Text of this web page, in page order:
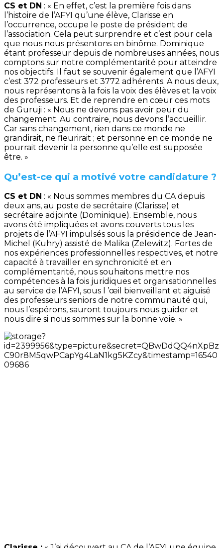
CS et DN : « En effet, c’est la première fois dans
l’histoire de l’AFYI qu’une élève, Clarisse en
l’occurrence, occupe le poste de président de
l’association. Cela peut surprendre et c’est pour cela
que nous nous présentons en binôme. Dominique
étant professeur depuis de nombreuses années, nous
comptons sur notre complémentarité pour atteindre
nos objectifs. Il faut se souvenir également que l’AFYI
c’est 372 professeurs et 3772 adhérents. A nous deux,
nous représentons à la fois la voix des élèves et la voix
des professeurs. Et de reprendre en cœur ces mots
de Guruji : « Nous ne devons pas avoir peur du
changement. Au contraire, nous devons l’accueillir.
Car sans changement, rien dans ce monde ne
grandirait, ne fleurirait ; et personne en ce monde ne
pourrait devenir la personne qu’elle est supposée
être. »
Qu’est-ce qui a motivé votre candidature ?
CS et DN : « Nous sommes membres du CA depuis
deux ans, au poste de secrétaire (Clarisse) et
secrétaire adjointe (Dominique). Ensemble, nous
avons été impliquées et avons couverts tous les
projets de l’AFYI impulsés sous la présidence de Jean-
Michel (Kuhry) assisté de Malika (Zelewitz). Fortes de
nos expériences professionnelles respectives, et notre
capacité à travailler en synchronicité et en
complémentarité, nous souhaitons mettre nos
compétences à la fois juridiques et organisationnelles
au service de l’AFYI, sous l ’œil bienveillant et aiguisé
des professeurs seniors de notre communauté qui,
nous l’espérons, sauront toujours nous guider et
nous dire si nous sommes sur la bonne voie. »